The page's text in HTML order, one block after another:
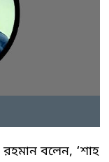
রহমান বলেন, ‘শাহ